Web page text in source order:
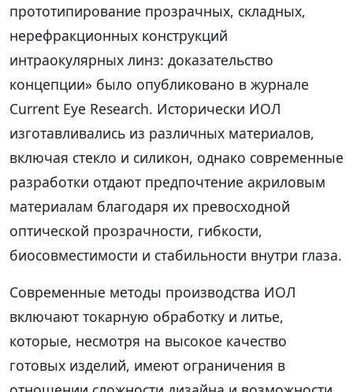
прототипирование прозрачных, складных,
нерефракционных конструкций
интраокулярных линз: доказательство
концепции» было опубликовано в журнале
Current Eye Research. Исторически ИОЛ
изготавливались из различных материалов,
включая стекло и силикон, однако современные
разработки отдают предпочтение акриловым
материалам благодаря их превосходной
оптической прозрачности, гибкости,
биосовместимости и стабильности внутри глаза.
Современные методы производства ИОЛ
включают токарную обработку и литье,
которые, несмотря на высокое качество
готовых изделий, имеют ограничения в